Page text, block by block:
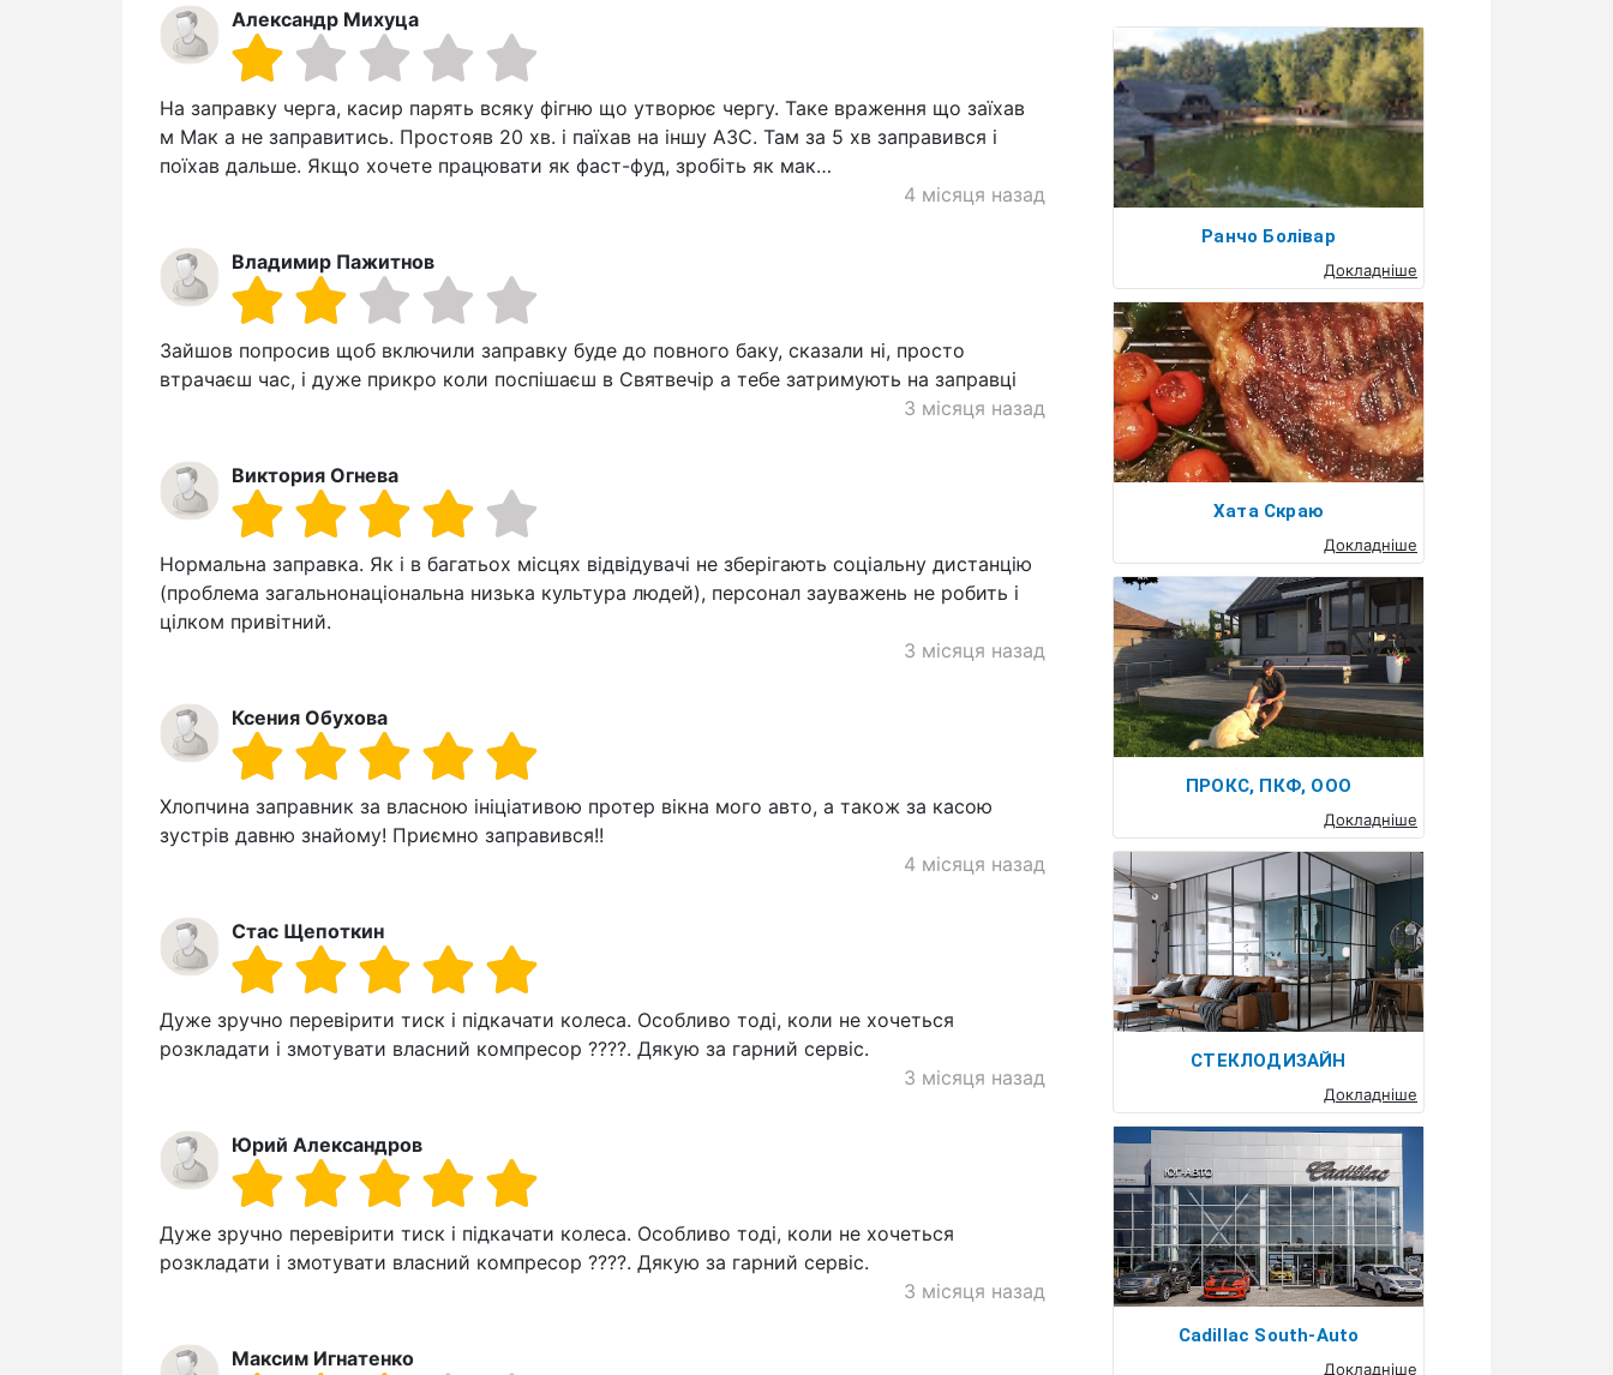
Александр Михуца
На заправку черга, касир парять всяку фігню що утворює чергу. Таке враження що заїхав
м Мак а не заправитись. Простояв 20 хв. і паїхав на іншу АЗС. Там за 5 хв заправився і
поїхав дальше. Якщо хочете працювати як фаст-фуд, зробіть як мак…
4 місяця назад
Владимир Пажитнов
Зайшов попросив щоб включили заправку буде до повного баку, сказали ні, просто
втрачаєш час, і дуже прикро коли поспішаєш в Святвечір а тебе затримують на заправці
3 місяця назад
Виктория Огнева
Нормальна заправка. Як і в багатьох місцях відвідувачі не зберігають соціальну дистанцію
(проблема загальнонаціональна низька культура людей), персонал зауважень не робить і
цілком привітний.
3 місяця назад
Ксения Обухова
Хлопчина заправник за власною ініціативою протер вікна мого авто, а також за касою
зустрів давню знайому! Приємно заправився!!
4 місяця назад
Стас Щепоткин
Дуже зручно перевірити тиск і підкачати колеса. Особливо тоді, коли не хочеться
розкладати і змотувати власний компресор ????. Дякую за гарний сервіс.
3 місяця назад
Юрий Александров
Дуже зручно перевірити тиск і підкачати колеса. Особливо тоді, коли не хочеться
розкладати і змотувати власний компресор ????. Дякую за гарний сервіс.
3 місяця назад
Максим Игнатенко
Ранчо Болівар
Докладніше
Хата Скраю
Докладніше
ПРОКС, ПКФ, ООО
Докладніше
СТЕКЛОДИЗАЙН
Докладніше
Cadillac South-Auto
Докладніше